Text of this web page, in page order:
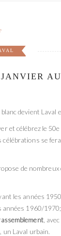
devient Laval
et célébrez le
célébrations se
de
les années
années 1960/1970;
,
, un Laval urbain.